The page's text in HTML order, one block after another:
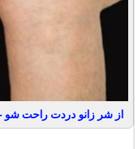
از شر زانو دردت راحت